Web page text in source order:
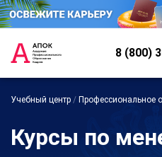
8 (800)
Учебный центр / Профессиональное
Курсы по